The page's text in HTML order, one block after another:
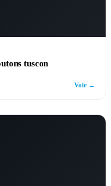
tuscon
Voir →